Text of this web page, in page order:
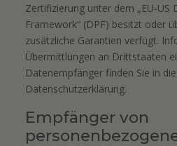
Zertifizierung unter dem „EU-US
Framework“ (DPF) besitzt oder
zusätzliche Garantien verfügt.
Übermittlungen an Drittstaaten
Datenempfänger finden Sie in
Datenschutzerklärung.
Empfänger von